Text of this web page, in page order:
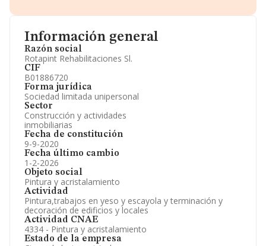
Información general
Razón social
Rotapint Rehabilitaciones Sl.
CIF
B01886720
Forma jurídica
Sociedad limitada unipersonal
Sector
Construcción y actividades
inmobiliarias
Fecha de constitución
9-9-2020
Fecha último cambio
1-2-2026
Objeto social
Pintura y acristalamiento
Actividad
Pintura,trabajos en yeso y escayola y terminación y
decoración de edificios y locales
Actividad CNAE
4334 - Pintura y acristalamiento
Estado de la empresa
Información oficial y registral complementaria.